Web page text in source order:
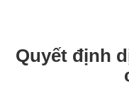
Quyết định